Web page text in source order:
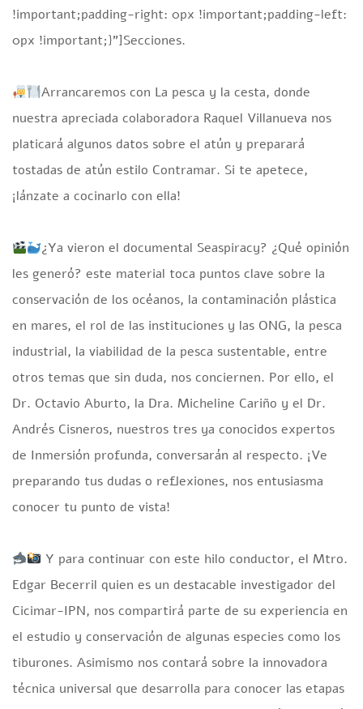
!important;padding-right: 0px !important;padding-left:
0px !important;}”]Secciones.
Arrancaremos con La pesca y la cesta, donde
nuestra apreciada colaboradora Raquel Villanueva nos
platicará algunos datos sobre el atún y preparará
tostadas de atún estilo Contramar. Si te apetece,
¡lánzate a cocinarlo con ella!
¿Ya vieron el documental Seaspiracy? ¿Qué opinión
les generó? este material toca puntos clave sobre la
conservación de los océanos, la contaminación plástica
en mares, el rol de las instituciones y las ONG, la pesca
industrial, la viabilidad de la pesca sustentable, entre
otros temas que sin duda, nos conciernen. Por ello, el
Dr. Octavio Aburto, la Dra. Micheline Cariño y el Dr.
Andrés Cisneros, nuestros tres ya conocidos expertos
de Inmersión profunda, conversarán al respecto. ¡Ve
preparando tus dudas o reflexiones, nos entusiasma
conocer tu punto de vista!
Y para continuar con este hilo conductor, el Mtro.
Edgar Becerril quien es un destacable investigador del
Cicimar-IPN, nos compartirá parte de su experiencia en
el estudio y conservación de algunas especies como los
tiburones. Asimismo nos contará sobre la innovadora
técnica universal que desarrolla para conocer las etapas